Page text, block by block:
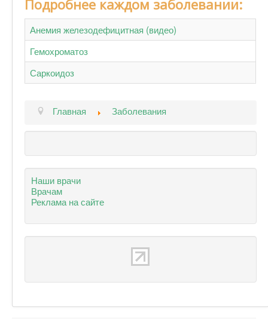
Подробнее каждом заболевании:
Анемия железодефицитная (видео)
Гемохроматоз
Саркоидоз
Главная Заболевания
Наши врачи
Врачам
Реклама на сайте